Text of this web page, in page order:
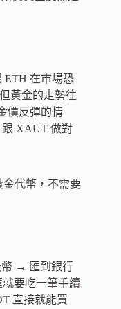
ETH 在市場恐
黃金的走勢往
價反彈的情
跟 XAUT 做對
金代幣，不需要
幣 → 匯到銀行
要吃一筆手續
直接就能買